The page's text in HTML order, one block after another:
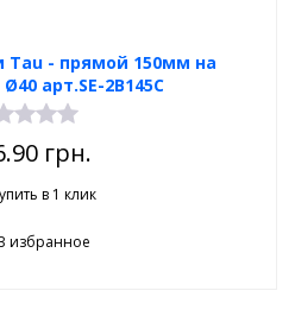
Tau - прямой 150мм на
арт.SE-2B145C
грн.
в 1 клик
избранное